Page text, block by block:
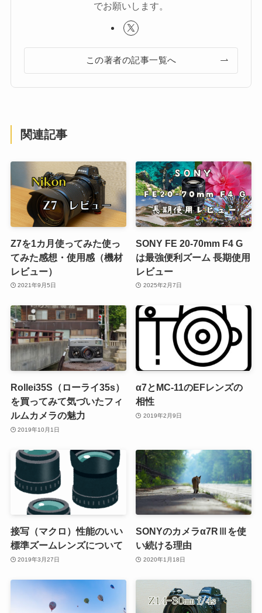
でお願いします。
この著者の記事一覧へ
関連記事
Z7を1カ月使ってみた使っ
てみた感想・使用感（機材
レビュー）
2021年9月5日
SONY FE 20-70mm F4 G
は最強便利ズーム 長期使用
レビュー
2025年2月7日
Rollei35S（ローライ35s）
を買ってみて気づいたフィ
ルムカメラの魅力
2019年10月1日
α7とMC-11のEFレンズの
相性
2019年2月9日
接写（マクロ）性能のいい
標準ズームレンズについて
2019年3月27日
SONYのカメラα7RⅢを使
い続ける理由
2020年1月18日